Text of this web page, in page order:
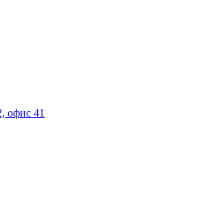
офис 41